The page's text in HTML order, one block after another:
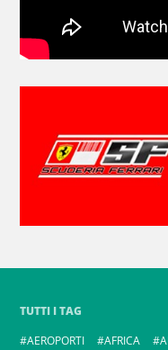
TUTTI I TAG
AEROPORTI
AFRICA